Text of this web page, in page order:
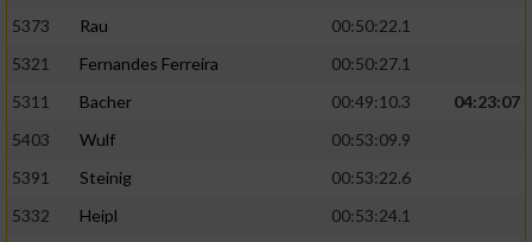
5373
Rau
00:50:22.1
5321
Fernandes Ferreira
00:50:27.1
5311
Bacher 00:49:10.3
04:23:07
5403
Wulf
00:53:09.9
5391
Steinig
00:53:22.6
5332
Heipl
00:53:24.1